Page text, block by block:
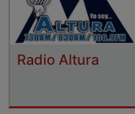
Radio Altura